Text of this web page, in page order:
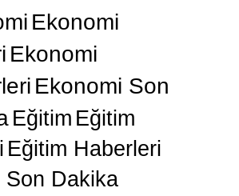
Ekonomi
Ekonomi
Ekonomi Son
Eğitim Eğitim
Eğitim Haberleri
Son Dakika